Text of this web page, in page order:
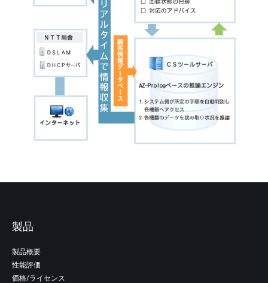
製品
製品概要
性能評価
価格/ライセンス